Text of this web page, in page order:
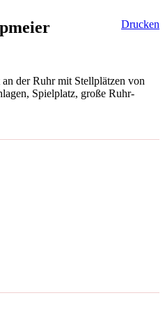
Drucken
der Ruhr mit Stellplätzen von
Spielplatz, große Ruhr-